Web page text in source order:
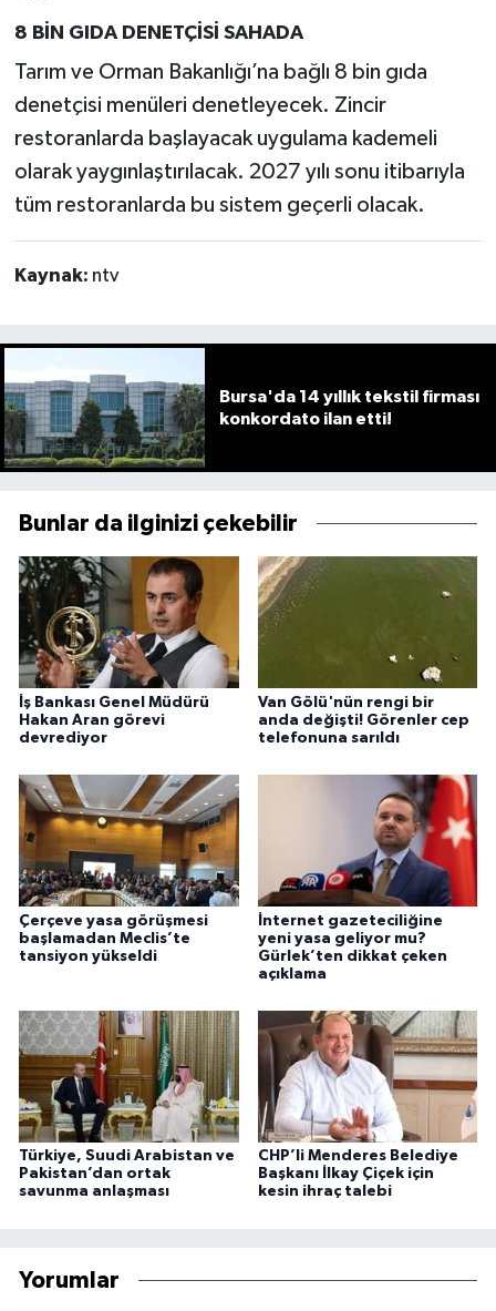
8 BİN GIDA DENETÇİSİ SAHADA
Tarım ve Orman Bakanlığı’na bağlı 8 bin gıda
denetçisi menüleri denetleyecek. Zincir
restoranlarda başlayacak uygulama kademeli
olarak yaygınlaştırılacak. 2027 yılı sonu itibarıyla
tüm restoranlarda bu sistem geçerli olacak.
Kaynak: ntv
Bursa'da 14 yıllık tekstil firması
konkordato ilan etti!
Bunlar da ilginizi çekebilir
İş Bankası Genel Müdürü
Hakan Aran görevi
devrediyor
Van Gölü'nün rengi bir
anda değişti! Görenler cep
telefonuna sarıldı
Çerçeve yasa görüşmesi
başlamadan Meclis’te
tansiyon yükseldi
İnternet gazeteciliğine
yeni yasa geliyor mu?
Gürlek’ten dikkat çeken
açıklama
Türkiye, Suudi Arabistan ve
Pakistan’dan ortak
savunma anlaşması
CHP’li Menderes Belediye
Başkanı İlkay Çiçek için
kesin ihraç talebi
Yorumlar